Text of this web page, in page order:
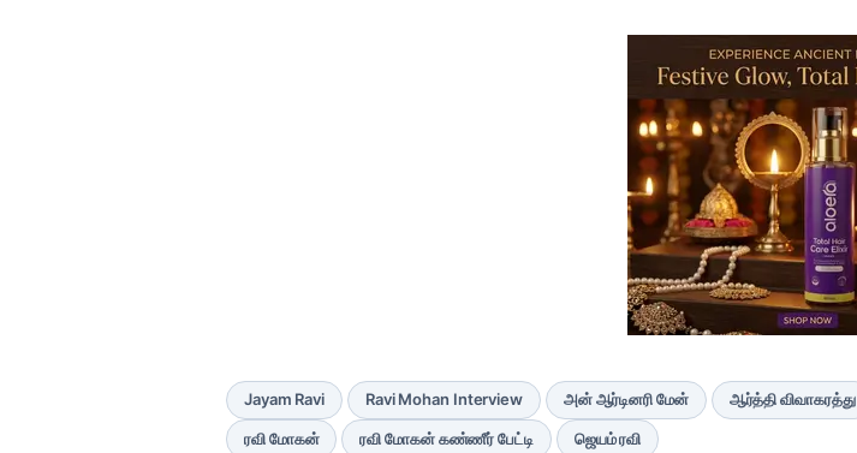
Jayam Ravi Ravi Mohan Interview அன் ஆர்டினரி மேன் ஆர்த்தி விவாகரத்து
ரவி மோகன் ரவி மோகன் கண்ணீர் பேட்டி ஜெயம் ரவி